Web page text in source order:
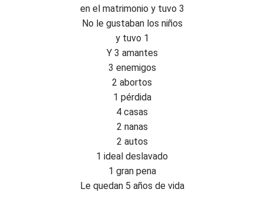
en el matrimonio y tuvo 3
No le gustaban los niños
y tuvo 1
Y 3 amantes
3 enemigos
2 abortos
1 pérdida
4 casas
2 nanas
2 autos
1 ideal deslavado
1 gran pena
Le quedan 5 años de vida